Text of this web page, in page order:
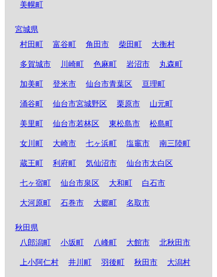
美幌町
宮城県
村田町
富谷町 角田市 柴田町 大衡村
多賀城市 川崎町 色麻町 岩沼市 丸森町
加美町 登米市 仙台市青葉区 亘理町
涌谷町 仙台市宮城野区 栗原市 山元町
美里町 仙台市若林区 東松島市 松島町
女川町 大崎市 七ヶ浜町 塩竈市 南三陸町
蔵王町 利府町 気仙沼市 仙台市太白区
七ヶ宿町 仙台市泉区 大和町 白石市
大河原町 石巻市 大郷町 名取市
秋田県
八郎潟町
小坂町 八峰町 大館市 北秋田市
上小阿仁村 井川町 羽後町 秋田市 大潟村